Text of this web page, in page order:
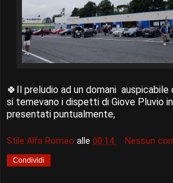
🍀Il preludio ad un domani
si temevano i dispetti di Giove Pluvio
presentati puntualmente,
Stile Alfa Romeo alle 00:14 Nessun
Condividi